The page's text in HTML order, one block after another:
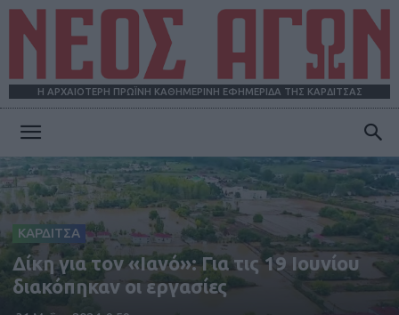
Η ΑΡΧΑΙΟΤΕΡΗ ΠΡΩΪΝΗ ΚΑΘΗΜΕΡΙΝΗ ΕΦΗΜΕΡΙΔΑ ΤΗΣ ΚΑΡΔΙΤΣΑΣ
ΑΓΩΝ
ΚΑΡΔΙΤΣΑ
Δίκη για τον «Ιανό»: Για τις 19 Ιουνίου
διακόπηκαν οι εργασίες